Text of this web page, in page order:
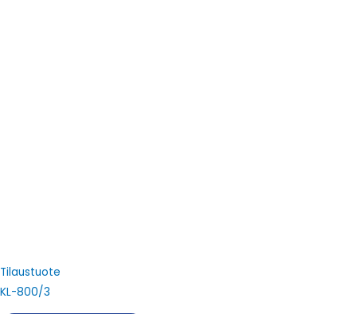
Tilaustuote
KL-800/3